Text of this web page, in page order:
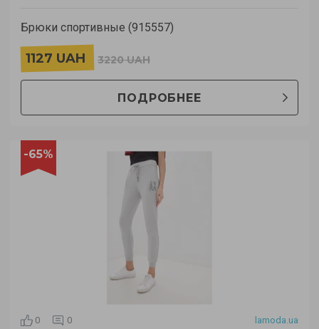
Брюки спортивные (915557)
1127 UAH 3220 UAH
ПОДРОБНЕЕ
-65%
0 0 lamoda.ua